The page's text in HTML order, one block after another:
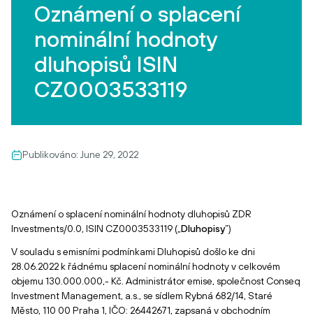
Oznámení o splacení
nominální hodnoty
dluhopisů ISIN
CZ0003533119
Publikováno: June 29, 2022
Oznámení o splacení nominální hodnoty dluhopisů ZDR
Investments/0.0, ISIN CZ0003533119 („Dluhopisy“)
V souladu s emisními podmínkami Dluhopisů došlo ke dni
28.06.2022 k řádnému splacení nominální hodnoty v celkovém
objemu 130.000.000,- Kč. Administrátor emise, společnost Conseq
Investment Management, a.s., se sídlem Rybná 682/14, Staré
Město, 110 00 Praha 1, IČO: 26442671, zapsaná v obchodním